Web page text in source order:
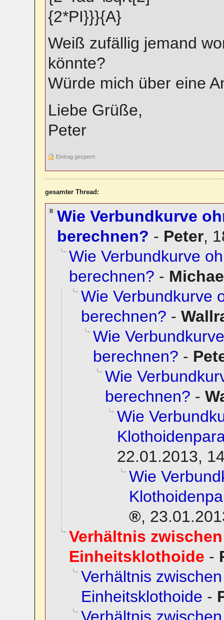
Weiß zufällig jemand
könnte?
Würde mich über eine
Liebe Grüße,
Peter
Eintrag gesperrt
gesamter Thread:
Wie Verbundkurve
berechnen? - Peter,
Wie Verbundkurve
berechnen? -
Wie Verbundkurve
berechnen? -
Wie
berechnen? -
Wie
berechnen? -
Wie
22.01.2013,
Wie
,
Verhältnis
Einheitsklothoide -
Verhältnis
Einheitsklothoide -
Verhältnis